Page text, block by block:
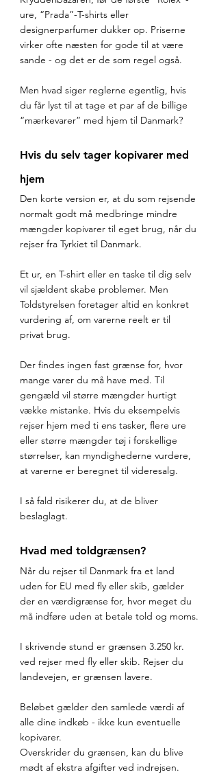
ure, “Prada”-T-shirts eller
designerparfumer dukker op. Priserne
virker ofte næsten for gode til at være
sande - og det er de som regel også.
Men hvad siger reglerne egentlig, hvis
du får lyst til at tage et par af de billige
“mærkevarer” med hjem til Danmark?
Hvis du selv tager kopivarer med
hjem
Den korte version er, at du som rejsende
normalt godt må medbringe mindre
mængder kopivarer til eget brug, når du
rejser fra Tyrkiet til Danmark.
Et ur, en T-shirt eller en taske til dig selv
vil sjældent skabe problemer. Men
Toldstyrelsen foretager altid en konkret
vurdering af, om varerne reelt er til
privat brug.
Der findes ingen fast grænse for, hvor
mange varer du må have med. Til
gengæld vil større mængder hurtigt
vække mistanke. Hvis du eksempelvis
rejser hjem med ti ens tasker, flere ure
eller større mængder tøj i forskellige
størrelser, kan myndighederne vurdere,
at varerne er beregnet til videresalg.
I så fald risikerer du, at de bliver
beslaglagt.
Hvad med toldgrænsen?
Når du rejser til Danmark fra et land
uden for EU med fly eller skib, gælder
der en værdigrænse for, hvor meget du
må indføre uden at betale told og moms.
I skrivende stund er grænsen 3.250 kr.
ved rejser med fly eller skib. Rejser du
landevejen, er grænsen lavere.
Beløbet gælder den samlede værdi af
alle dine indkøb - ikke kun eventuelle
kopivarer.
Overskrider du grænsen, kan du blive
mødt af ekstra afgifter ved indrejsen.